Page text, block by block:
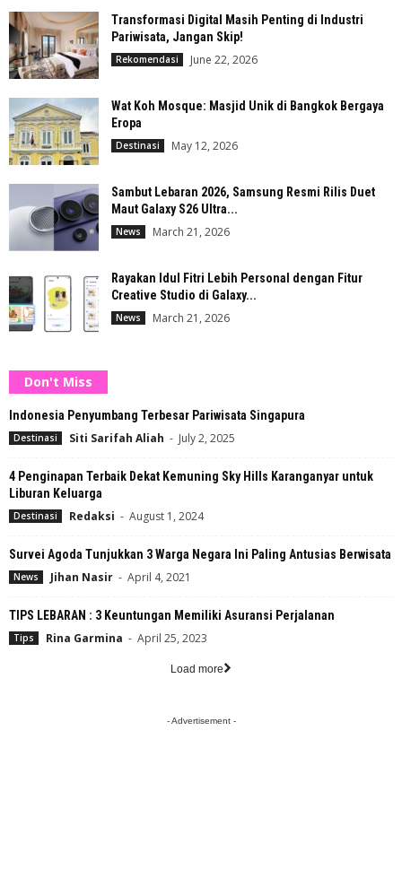
Transformasi Digital Masih Penting di Industri
Pariwisata, Jangan Skip!
Rekomendasi June 22, 2026
Wat Koh Mosque: Masjid Unik di Bangkok Bergaya
Eropa
Destinasi May 12, 2026
Sambut Lebaran 2026, Samsung Resmi Rilis Duet
Maut Galaxy S26 Ultra...
News March 21, 2026
Rayakan Idul Fitri Lebih Personal dengan Fitur
Creative Studio di Galaxy...
News March 21, 2026
Don't Miss
Indonesia Penyumbang Terbesar Pariwisata Singapura
Destinasi Siti Sarifah Aliah - July 2, 2025
4 Penginapan Terbaik Dekat Kemuning Sky Hills Karanganyar untuk
Liburan Keluarga
Destinasi Redaksi - August 1, 2024
Survei Agoda Tunjukkan 3 Warga Negara Ini Paling Antusias Berwisata
News Jihan Nasir - April 4, 2021
TIPS LEBARAN : 3 Keuntungan Memiliki Asuransi Perjalanan
Tips Rina Garmina - April 25, 2023
Load more
- Advertisement -